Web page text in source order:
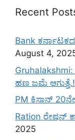
Recent
Bank
August 4,
ಹಣ ಜಮೆ‌ ಆಗುತ್ತೆ.!
PM ಕಿಸಾನ್
Ration ರೇಷನ್
2025